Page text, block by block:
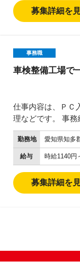
取り組みと目標を設
をウリにするとい
ちろん、会社と
ありますがノル
マイナスの査定は
は賞与での還元や
れる環境があるの
社バロンパークの
募集詳細を
事務職
車検整備工場で
仕事内容は、ＰＣ
理などです。 事
ＳＵＭなど）を使
ード入力が出来
ん！ 今在籍して
全く知らない方で
タカナ用語や車検
もたくさんありま
勤務地
給与
募集詳細を